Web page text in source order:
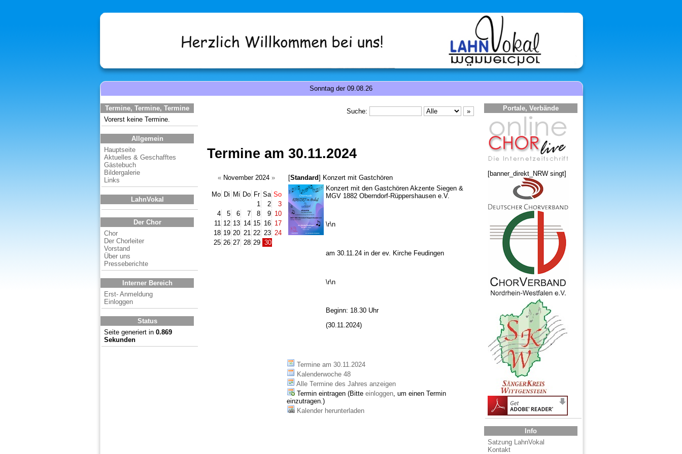
Sonntag der 09.08.26
Termine, Termine, Termine
Vorerst keine Termine.
Allgemein
Hauptseite
Aktuelles & Geschafftes
Gästebuch
Bildergalerie
Links
LahnVokal
Der Chor
Chor
Der Chorleiter
Vorstand
Über uns
Presseberichte
Interner Bereich
Erst- Anmeldung
Einloggen
Status
Seite generiert in 0.869
Sekunden
Suche:
Termine am 30.11.2024
« November 2024 »
Mo Di Mi Do Fr Sa So
1
2
3
4
5 6 7 8 9 10
11 12 13 14 15 16 17
18 19 20 21 22 23 24
25 26 27 28 29 30
[Standard] Konzert mit Gastchören
Konzert mit den Gastchören Akzente Siegen &
MGV 1882 Oberndorf-Rüppershausen e.V.
\r\n
am 30.11.24 in der ev. Kirche Feudingen
\r\n
Beginn: 18.30 Uhr
(30.11.2024)
Termine am 30.11.2024
Kalenderwoche 48
Alle Termine des Jahres anzeigen
Termin eintragen (Bitte einloggen, um einen Termin
einzutragen.)
Kalender herunterladen
Portale, Verbände
[banner_direkt_NRW singt]
Info
Satzung LahnVokal
Kontakt